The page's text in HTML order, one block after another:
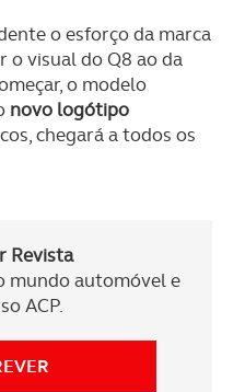
o esforço da marca
visual do Q8 ao da
o modelo
novo logótipo
chegará a todos os
Revista
mundo automóvel e
ACP.